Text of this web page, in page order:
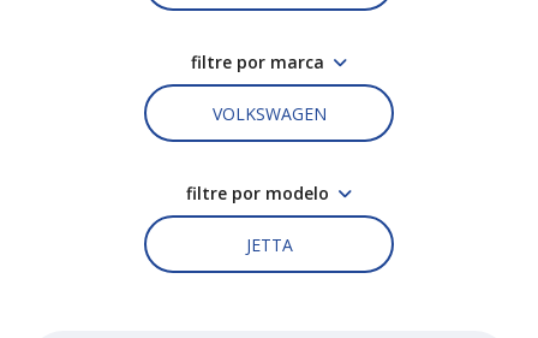
filtre por marca
VOLKSWAGEN
filtre por modelo
JETTA